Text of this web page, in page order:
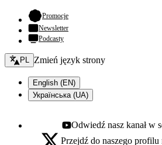
Promocje- otwiera się w nowej karcie
Newsletter
Podcasty
Zmień język - bieżący:
PL Zmień język strony
English (EN)
Українська (UA)
Youtube - otwiera się w nowej
Odwiedź nasz kanał w
Przejdź do naszego